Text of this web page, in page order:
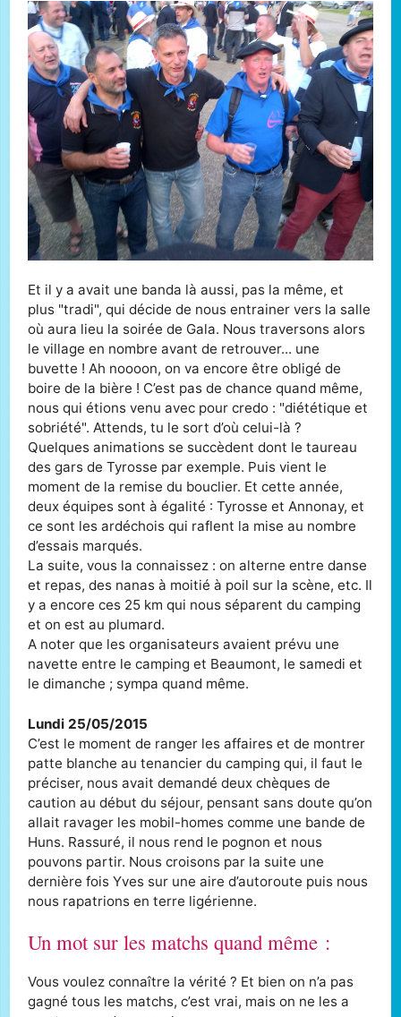
Et il y a avait une banda là aussi, pas la même, et
plus "tradi", qui décide de nous entrainer vers la salle
où aura lieu la soirée de Gala. Nous traversons alors
le village en nombre avant de retrouver... une
buvette ! Ah noooon, on va encore être obligé de
boire de la bière ! C’est pas de chance quand même,
nous qui étions venu avec pour credo : "diététique et
sobriété". Attends, tu le sort d’où celui-là ?
Quelques animations se succèdent dont le taureau
des gars de Tyrosse par exemple. Puis vient le
moment de la remise du bouclier. Et cette année,
deux équipes sont à égalité : Tyrosse et Annonay, et
ce sont les ardéchois qui raflent la mise au nombre
d’essais marqués.
La suite, vous la connaissez : on alterne entre danse
et repas, des nanas à moitié à poil sur la scène, etc. Il
y a encore ces 25 km qui nous séparent du camping
et on est au plumard.
A noter que les organisateurs avaient prévu une
navette entre le camping et Beaumont, le samedi et
le dimanche ; sympa quand même.
Lundi 25/05/2015
C’est le moment de ranger les affaires et de montrer
patte blanche au tenancier du camping qui, il faut le
préciser, nous avait demandé deux chèques de
caution au début du séjour, pensant sans doute qu’on
allait ravager les mobil-homes comme une bande de
Huns. Rassuré, il nous rend le pognon et nous
pouvons partir. Nous croisons par la suite une
dernière fois Yves sur une aire d’autoroute puis nous
nous rapatrions en terre ligérienne.
Un mot sur les matchs quand même :
Vous voulez connaître la vérité ? Et bien on n’a pas
gagné tous les matchs, c’est vrai, mais on ne les a